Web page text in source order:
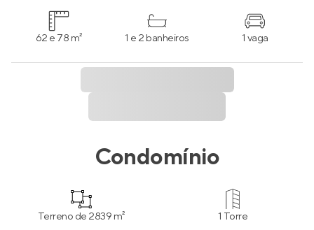
62 e 78 m² 1 e 2 banheiros 1 vaga
Condomínio
Terreno de 2839 m² 1 Torre